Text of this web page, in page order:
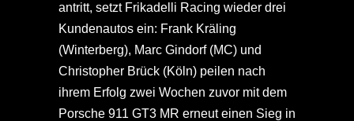
antritt, setzt Frikadelli Racing wieder drei
Kundenautos ein: Frank Kräling
(Winterberg), Marc Gindorf (MC) und
Christopher Brück (Köln) peilen nach
ihrem Erfolg zwei Wochen zuvor mit dem
Porsche 911 GT3 MR erneut einen Sieg in